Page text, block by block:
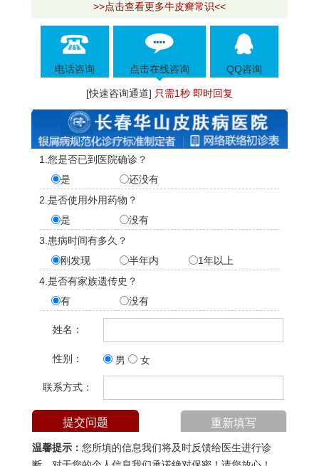
>>点击查看更多牛皮癣常识<<
电话咨询 点击在线咨询 QQ咨询
[快速咨询通道] 只需1秒 即时回复
1.您是否已到医院确诊？
是
还没有
2.是否使用外用药物？
是
没有
3.患病时间有多久？
刚发现
半年内
1年以上
4.是否有家族遗传史？
有
没有
姓名：
性别： 男 女
联系方式：
温馨提示： 您所填的信息我们将及时反馈给医生进行诊